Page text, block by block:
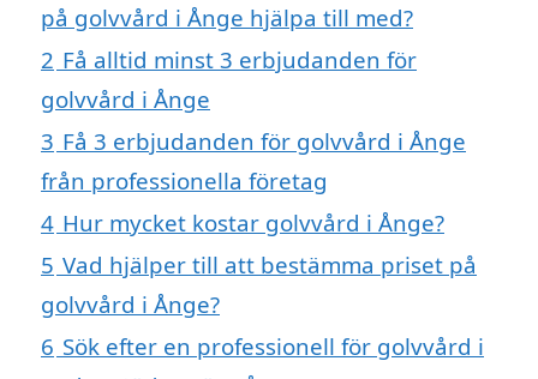
på golvvård i Ånge hjälpa till med?
2 Få alltid minst 3 erbjudanden för
golvvård i Ånge
3 Få 3 erbjudanden för golvvård i Ånge
från professionella företag
4 Hur mycket kostar golvvård i Ånge?
5 Vad hjälper till att bestämma priset på
golvvård i Ånge?
6 Sök efter en professionell för golvvård i